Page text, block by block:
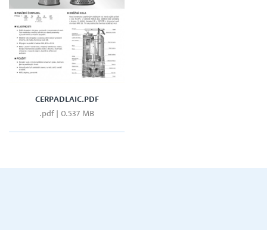
CERPADLAIC.PDF
.pdf | 0.537 MB